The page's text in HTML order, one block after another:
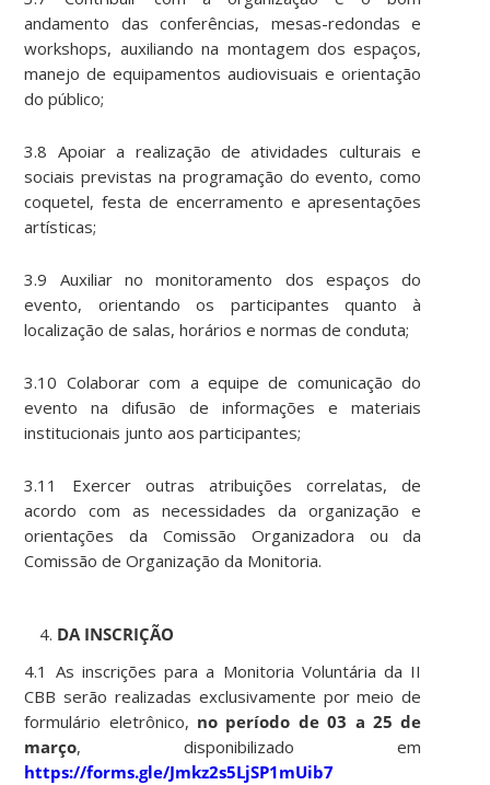
andamento das conferências, mesas-redondas e
workshops, auxiliando na montagem dos espaços,
manejo de equipamentos audiovisuais e orientação
do público;
3.8 Apoiar a realização de atividades culturais e
sociais previstas na programação do evento, como
coquetel, festa de encerramento e apresentações
artísticas;
3.9 Auxiliar no monitoramento dos espaços do
evento, orientando os participantes quanto à
localização de salas, horários e normas de conduta;
3.10 Colaborar com a equipe de comunicação do
evento na difusão de informações e materiais
institucionais junto aos participantes;
3.11 Exercer outras atribuições correlatas, de
acordo com as necessidades da organização e
orientações da Comissão Organizadora ou da
Comissão de Organização da Monitoria.
DA INSCRIÇÃO
4.1 As inscrições para a Monitoria Voluntária da II
CBB serão realizadas exclusivamente por meio de
formulário eletrônico, no período de 03 a 25 de
março, disponibilizado em
https://forms.gle/Jmkz2s5LjSP1mUib7